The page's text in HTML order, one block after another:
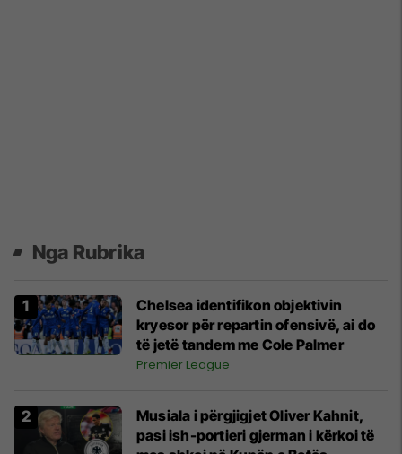
Nga Rubrika
Chelsea identifikon objektivin
kryesor për repartin ofensivë, ai do
të jetë tandem me Cole Palmer
Premier League
Musiala i përgjigjet Oliver Kahnit,
pasi ish-portieri gjerman i kërkoi të